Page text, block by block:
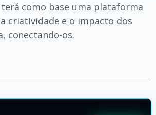
como base uma plataforma
criatividade e o impacto dos
conectando-os.